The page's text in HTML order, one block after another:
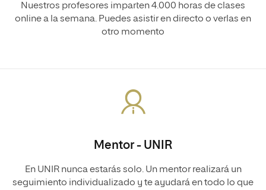
Nuestros profesores imparten 4.000 horas de clases
online a la semana. Puedes asistir en directo o verlas en
otro momento
Mentor - UNIR
En UNIR nunca estarás solo. Un mentor realizará un
seguimiento individualizado y te ayudará en todo lo que